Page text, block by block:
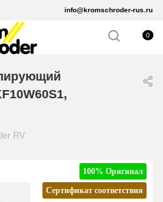
info@kromschroder-rus.ru
0
RV
100% Оригинал
Сертификат соответствия